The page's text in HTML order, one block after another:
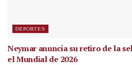
DEPORTES
Neymar anuncia su retiro de la
el Mundial de 2026